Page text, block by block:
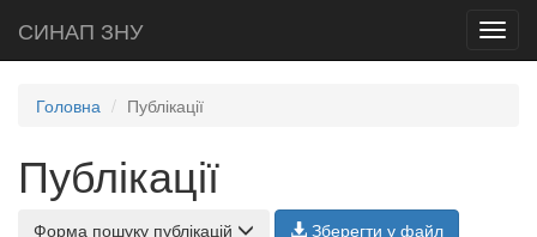
СИНАП ЗНУ
Головна Публікації
Публікації
Форма пошуку публікацій Зберегти у файл